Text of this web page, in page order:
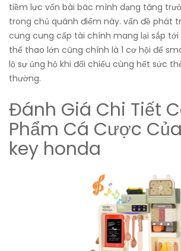
tiềm lực vốn bài bác mình dạng tăng
trong chủ quánh điểm này. vấn đề phát
cung cung cấp tài chính mang lại sắp
thể thao lớn cũng chính là 1 cơ hội để
lộ sự ủng hộ khi đối chiếu cùng hết sức
thường.
Đánh Giá Chi Tiết
Phẩm Cá Cược
key honda